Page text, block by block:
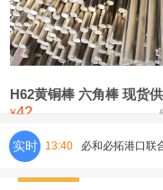
铸造铝合金锭(ZLD104)
压铸锌合金锭
氯化镍
H62黄铜棒 六角棒 现货
¥42
实时 13:40